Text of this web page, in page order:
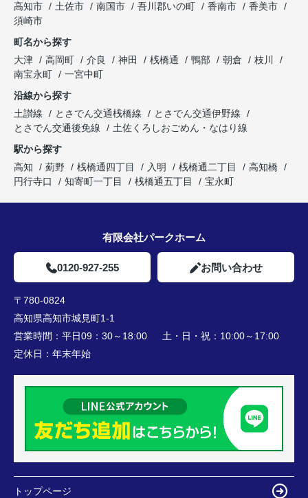
高知市
土佐市 南国市 吾川郡いの町 香南市
香美市
須崎市
町名から探す
大津
高岡町 介良 神田 桟橋通 鴨部 朝倉
枝川
南宝永町
一宮中町
沿線から探す
土讃線
とさでん交通桟橋線
とさでん交通伊野線
とさでん交通後免線
土佐くろしおごめん・なはり線
駅から探す
高知
薊野 桟橋通四丁目 入明 桟橋通二丁目
高知橋
円行寺口
知寄町一丁目 桟橋通五丁目 宝永町
有限会社パークホーム
0120-927-255 お問い合わせ
〒780-0824
高知県高知市城見町1-1
営業時間： 平日09：30～18:00 土・日・祝：10:00～17:00
定休日： 年末年始
トップページ